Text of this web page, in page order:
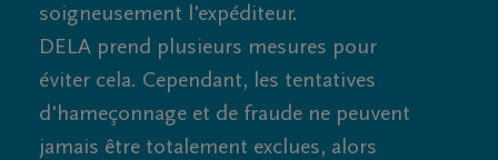
soigneusement l'expéditeur.
DELA prend plusieurs mesures pour
éviter cela. Cependant, les tentatives
d'hameçonnage et de fraude ne peuvent
jamais être totalement exclues, alors